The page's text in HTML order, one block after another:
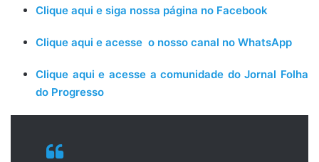
Clique aqui e siga nossa página no Facebook
Clique aqui e acesse o nosso canal no WhatsApp
Clique aqui e acesse a comunidade do Jornal Folha
do Progresso